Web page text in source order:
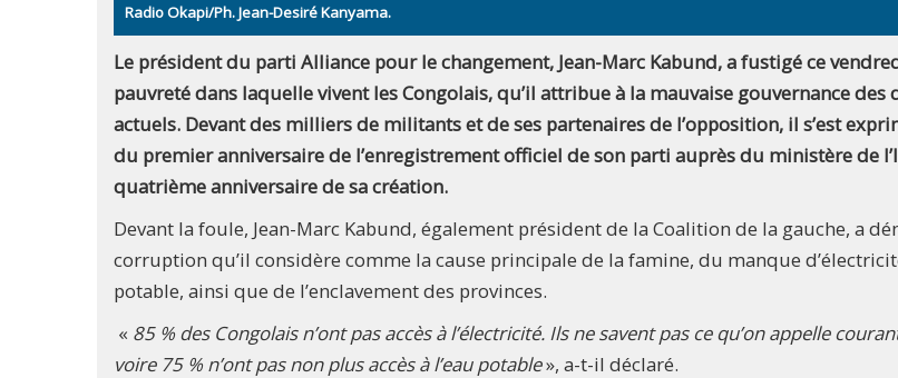
Radio Okapi/Ph. Jean-Desiré Kanyama.
Le président du parti Alliance pour le changement, Jean-Marc Kabund, a fustigé ce
pauvreté dans laquelle vivent les Congolais, qu’il attribue à la mauvaise gouvernance des
actuels. Devant des milliers de militants et de ses partenaires de l’opposition, il s’est
du premier anniversaire de l’enregistrement officiel de son parti auprès du ministère de
quatrième anniversaire de sa création.
Devant la foule, Jean-Marc Kabund, également président de la Coalition de la gauche, a
corruption qu’il considère comme la cause principale de la famine, du manque
potable, ainsi que de l’enclavement des provinces.
« 85 % des Congolais n’ont pas accès à l’électricité. Ils ne savent pas ce qu’on appelle
voire 75 % n’ont pas non plus accès à l’eau potable», a-t-il déclaré.